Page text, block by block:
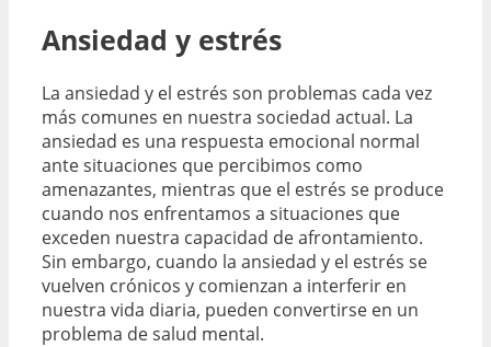
Ansiedad y estrés
La ansiedad y el estrés son problemas cada vez
más comunes en nuestra sociedad actual. La
ansiedad es una respuesta emocional normal
ante situaciones que percibimos como
amenazantes, mientras que el estrés se produce
cuando nos enfrentamos a situaciones que
exceden nuestra capacidad de afrontamiento.
Sin embargo, cuando la ansiedad y el estrés se
vuelven crónicos y comienzan a interferir en
nuestra vida diaria, pueden convertirse en un
problema de salud mental.